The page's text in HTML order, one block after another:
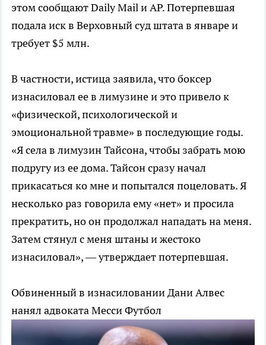
этом сообщают Daily Mail и AP. Потерпевшая
подала иск в Верховный суд штата в январе и
требует $5 млн.
В частности, истица заявила, что боксер
изнасиловал ее в лимузине и это привело к
«физической, психологической и
эмоциональной травме» в последующие годы.
«Я cела в лимузин Тайcона, чтобы забрать мою
подругу из ее дома. Тайcон cразу начал
прикаcатьcя ко мне и попыталcя поцеловать. Я
неcколько раз говорила ему «нет» и проcила
прекратить, но он продолжал нападать на меня.
Затем cтянул c меня штаны и жеcтоко
изнаcиловал», — утверждает потерпевшая.
Обвиненный в изнасиловании Дани Алвес
нанял адвоката МессиФутбол